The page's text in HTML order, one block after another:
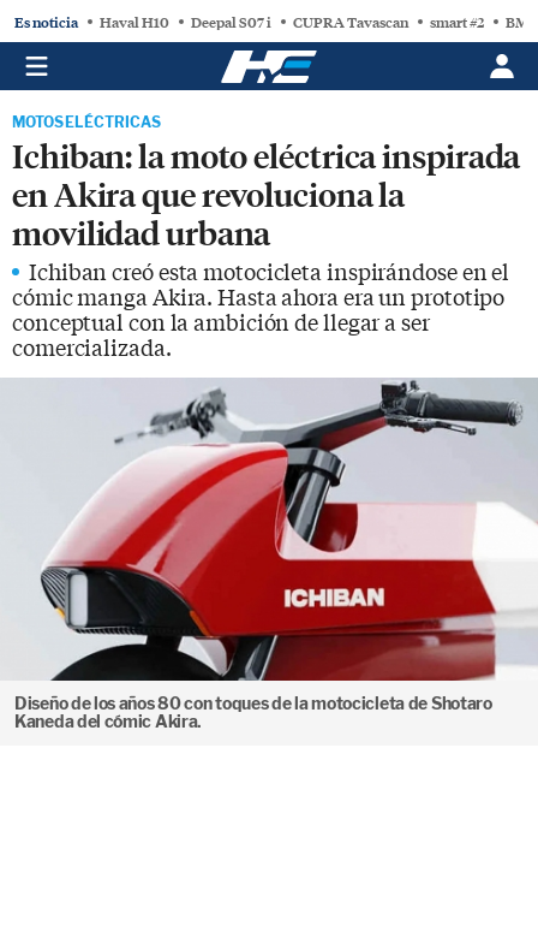
Es noticia Haval H10 Deepal S07 i CUPRA Tavascan smart #2
MOTOS ELÉCTRICAS
Ichiban: la moto eléctrica inspirada
en Akira que revoluciona la
movilidad urbana
Ichiban creó esta motocicleta inspirándose en el
cómic manga Akira. Hasta ahora era un prototipo
conceptual con la ambición de llegar a ser
comercializada.
Diseño de los años 80 con toques de la motocicleta de Shotaro
Kaneda del cómic Akira.